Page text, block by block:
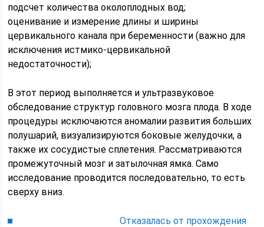
подсчет количества околоплодных вод;
оценивание и измерение длины и ширины
цервикального канала при беременности (важно для
исключения истмико-цервикальной
недостаточности);
В этот период выполняется и ультразвуковое
обследование структур головного мозга плода. В ходе
процедуры исключаются аномалии развития больших
полушарий, визуализируются боковые желудочки, а
также их сосудистые сплетения. Рассматриваются
промежуточный мозг и затылочная ямка. Само
исследование проводится последовательно, то есть
сверху вниз.
Отказалась от прохождения